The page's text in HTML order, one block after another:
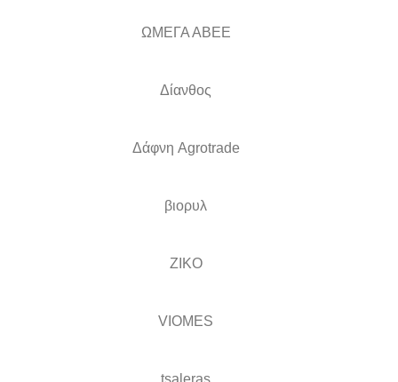
ΩΜΕΓΑ ΑΒΕΕ
Δίανθος
Δάφνη Agrotrade
βιορυλ
ZIKO
VIOMES